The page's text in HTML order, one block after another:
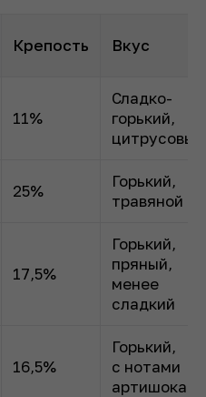
Крепость Вкус
11%
Сладко-
горький,
цитрусовый
25%
Горький,
травяной
17,5%
Горький,
пряный,
менее
сладкий
16,5%
Горький,
с нотами
артишока